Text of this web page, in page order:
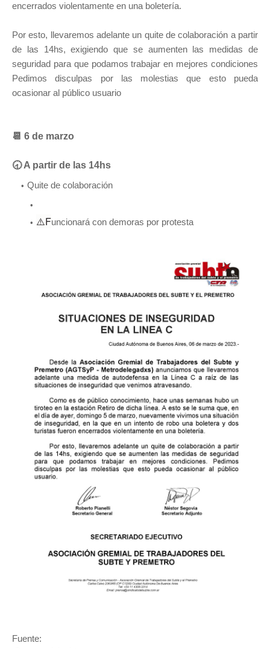
encerrados violentamente en una boletería.
Por esto, llevaremos adelante un quite de colaboración a partir
de las 14hs, exigiendo que se aumenten las medidas de
seguridad para que podamos trabajar en mejores condiciones
Pedimos disculpas por las molestias que esto pueda
ocasionar al público usuario
📆 6 de marzo
🕣 A partir de las 14hs
Quite de colaboración
⚠️Funcionará con demoras por protesta
Fuente: